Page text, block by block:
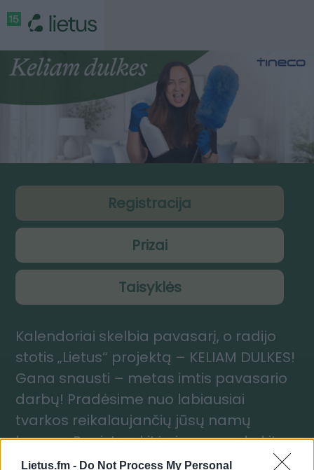
Lietus.fm - Do Not Process My Personal
Registracija
Prizai
Taisyklės
Kalendoriai skelbia pavasarį, o radijo
stotis „Lietus“ projektą – KELIAM DULKES!
Gana snausti – metas imtis pavasario
darbų! Pradėsime nuo labiausiai
tvarkos reikalaujančių jūsų namų
kampų. Registruokitės ir papasakokite,
ką jūsų namuose jums sutvarkyti reikia